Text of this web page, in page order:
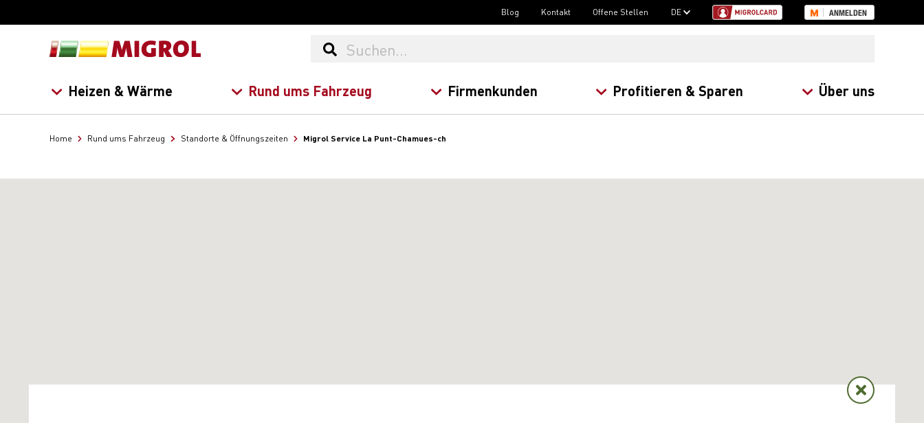
Blog Kontakt Offene Stellen DE ANMELDEN
Heizen & Wärme Rund ums Fahrzeug Firmenkunden Profitieren & Sparen Über uns
Home Rund ums Fahrzeug Standorte & Öffnungszeiten Migrol Service La Punt-Chamues-ch